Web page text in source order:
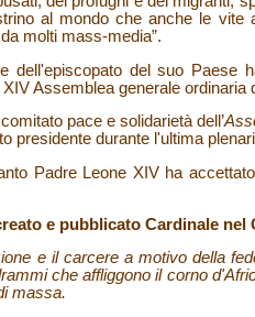
al mondo che anche le
molti mass-media”.
dell'episcopato del suo Paese
Assemblea generale ordinaria
pace e solidarietà dell’
presidente durante l'ultima
Padre Leone XIV ha
e pubblicato Cardinale
e il carcere a motivo della
che affliggono il corno
massa.